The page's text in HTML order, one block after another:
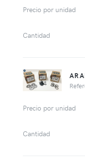
Precio por unidad
Cantidad
Precio por unidad
Cantidad